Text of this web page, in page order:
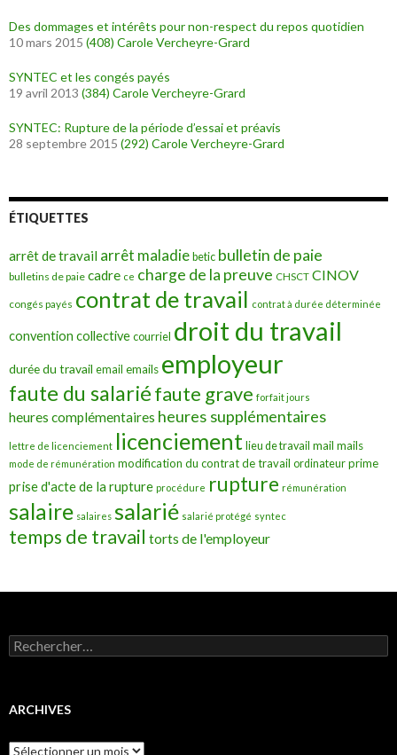
Des dommages et intérêts pour non-respect du repos quotidien
10 mars 2015 (408) Carole Vercheyre-Grard
SYNTEC et les congés payés
19 avril 2013 (384) Carole Vercheyre-Grard
SYNTEC: Rupture de la période d’essai et préavis
28 septembre 2015 (292) Carole Vercheyre-Grard
ÉTIQUETTES
arrêt de travail arrêt maladie betic bulletin de paie
bulletins de paie cadre ce charge de la preuve CHSCT CINOV
congés payés contrat de travail contrat à durée déterminée
convention collective courriel droit du travail
durée du travail email emails employeur
faute du salariéfaute grave forfait jours
heures complémentaires heures supplémentaires
lettre de licenciement licenciement lieu de travail mail mails
mode de rémunération modification du contrat de travail ordinateur prime
prise d'acte de la rupture procédure rupture rémunération
salaire salaires salarié salarié protégé syntec
temps de travail torts de l'employeur
Rechercher :
ARCHIVES
Archives